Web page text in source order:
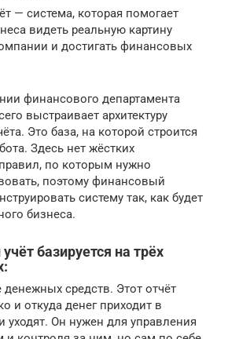
— система, которая помогает
видеть реальную картину
и достигать финансовых
финансового департамента
выстраивает архитектуру
Это база, на которой строится
Здесь нет жёстких
по которым нужно
поэтому финансовый
систему так, как будет
бизнеса.
базируется на трёх
средств. Этот отчёт
и откуда денег приходит в
уходят. Он нужен для управления